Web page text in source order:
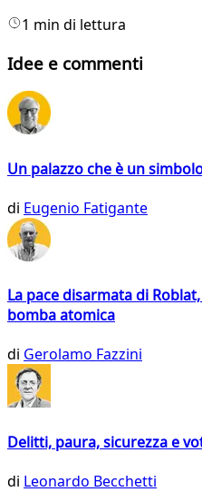
1 min di lettura
Idee e commenti
Un palazzo che è un
di Eugenio Fatigante
La pace disarmata di
bomba atomica
di Gerolamo Fazzini
Delitti, paura, sicurezza e
di Leonardo Becchetti